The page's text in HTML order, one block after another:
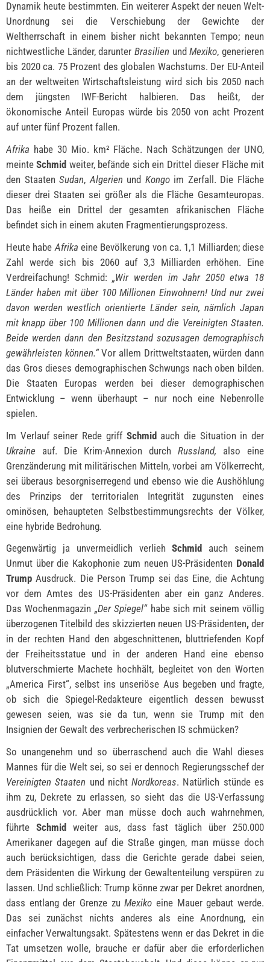
Dynamik heute bestimmten. Ein weiterer Aspekt der neuen Welt-
Unordnung sei die Verschiebung der Gewichte der
Weltherrschaft in einem bisher nicht bekannten Tempo; neun
nichtwestliche Länder, darunter Brasilien undMexiko, generieren
bis 2020 ca. 75 Prozent des globalen Wachstums. Der EU-Anteil
an der weltweiten Wirtschaftsleistung wird sich bis 2050 nach
dem jüngsten IWF-Bericht halbieren. Das heißt, der
ökonomische Anteil Europas würde bis 2050 von acht Prozent
auf unter fünf Prozent fallen.
Afrika habe 30 Mio. km² Fläche. Nach Schätzungen der UNO,
meinteSchmid weiter, befände sich ein Drittel dieser Fläche mit
den StaatenSudan, Algerien und Kongoim Zerfall. Die Fläche
dieser drei Staaten sei größer als die Fläche Gesamteuropas.
Das heiße ein Drittel der gesamten afrikanischen Fläche
befindet sich in einem akuten Fragmentierungsprozess.
Heute habe Afrika eine Bevölkerung von ca. 1,1 Milliarden; diese
Zahl werde sich bis 2060 auf 3,3 Milliarden erhöhen. Eine
Verdreifachung! Schmid:„Wir werden im Jahr 2050 etwa 18
Länder haben mit über 100 Millionen Einwohnern! Und nur zwei
davon werden westlich orientierte Länder sein, nämlich Japan
mit knapp über 100 Millionen dann und die Vereinigten Staaten.
Beide werden dann den Besitzstand sozusagen demographisch
gewährleisten können.“Vor allem Drittweltstaaten, würden dann
das Gros dieses demographischen Schwungs nach oben bilden.
Die Staaten Europas werden bei dieser demographischen
Entwicklung – wenn überhaupt – nur noch eine Nebenrolle
spielen.
Im Verlauf seiner Rede griff Schmidauch die Situation in der
Ukraine auf. Die Krim-Annexion durch Russland, also eine
Grenzänderung mit militärischen Mitteln, vorbei am Völkerrecht,
sei überaus besorgniserregend und ebenso wie die Aushöhlung
des Prinzips der territorialen Integrität zugunsten eines
ominösen, behaupteten Selbstbestimmungsrechts der Völker,
eine hybride Bedrohung.
Gegenwärtig ja unvermeidlich verliehSchmid
auch seinem
Unmut über die Kakophonie zum neuen US-Präsidenten Donald
Trump Ausdruck. Die Person Trump sei das Eine, die Achtung
vor dem Amtes des US-Präsidenten aber ein ganz Anderes.
Das Wochenmagazin „Der Spiegel“habe sich mit seinem völlig
überzogenen Titelbild des skizzierten neuen US-Präsidenten,der
in der rechten Hand den abgeschnittenen, bluttriefenden Kopf
der Freiheitsstatue und in der anderen Hand eine ebenso
blutverschmierte Machete hochhält, begleitet von den Worten
„America First“, selbst ins unseriöse Aus begeben und fragte,
ob sich die Spiegel-Redakteure eigentlich dessen bewusst
gewesen seien, was sie da tun, wenn sie Trump mit den
Insignien der Gewalt des verbrecherischen IS schmücken?
So unangenehm und so überraschend auch die Wahl dieses
Mannes für die Welt sei, so sei er dennoch Regierungsschef der
Vereinigten Staaten und nichtNordkoreas. Natürlich stünde es
ihm zu, Dekrete zu erlassen, so sieht das die US-Verfassung
ausdrücklich vor. Aber man müsse doch auch wahrnehmen,
führte Schmid weiter aus, dass fast täglich über 250.000
Amerikaner dagegen auf die Straße gingen, man müsse doch
auch berücksichtigen, dass die Gerichte gerade dabei seien,
dem Präsidenten die Wirkung der Gewaltenteilung verspüren zu
lassen. Und schließlich: Trump könne zwar per Dekret anordnen,
dass entlang der Grenze zuMexiko eine Mauer gebaut werde.
Das sei zunächst nichts anderes als eine Anordnung, ein
einfacher Verwaltungsakt. Spätestens wenn er das Dekret in die
Tat umsetzen wolle, brauche er dafür aber die erforderlichen